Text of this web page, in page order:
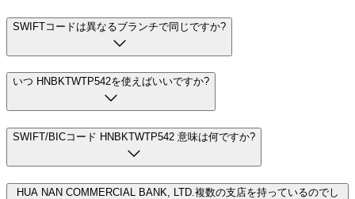
SWIFTコードは異なるブランチで同じですか?
いつ HNBKTWTP542を使えばいいですか?
SWIFT/BICコード HNBKTWTP542 意味は何ですか?
HUA NAN COMMERCIAL BANK, LTD.複数の支店を持っているのでし